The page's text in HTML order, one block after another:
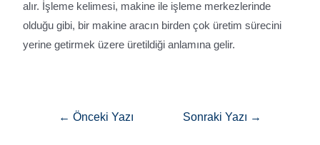
alır. İşleme kelimesi, makine ile işleme merkezlerinde
olduğu gibi, bir makine aracın birden çok üretim sürecini
yerine getirmek üzere üretildiği anlamına gelir.
← Önceki Yazı Sonraki Yazı →